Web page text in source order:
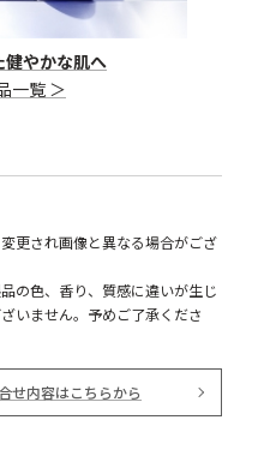
健やかな肌へ
一覧 ＞
更され画像と異なる場合がござ
の色、香り、質感に違いが生じ
いません。予めご了承くださ
せ内容はこちらから